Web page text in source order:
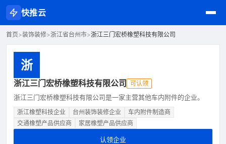
快推云
首页>装饰装修>浙江省台州市>浙江三门宏桥橡塑科技有限公司
浙
浙江三门宏桥橡塑科技有限公司 可认领
浙江三门宏桥橡塑科技有限公司是一家主营其他车内附件的企业。
浙江橡塑科技企业 台州装饰装修企业
车内附件制造商
交通橡塑产品供应商
家居橡塑产品供应商
认领企业